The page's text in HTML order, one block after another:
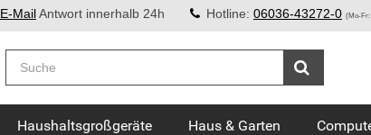
E-MailAntwort innerhalb 24h Hotline: 06036-43272-0 (Mo-Fr:
Haushaltsgroßgeräte Haus & Garten